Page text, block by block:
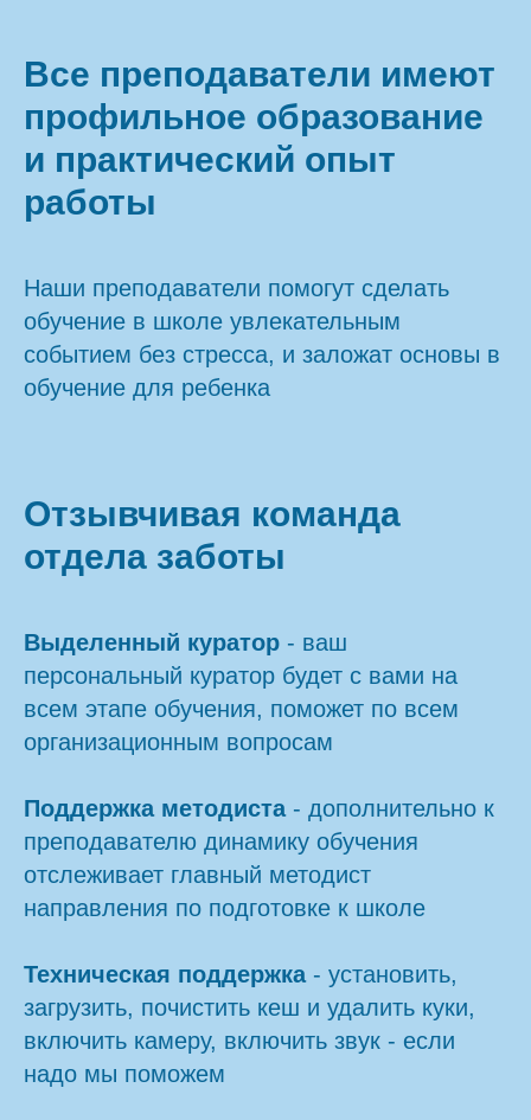
Все преподаватели имеют
профильное образование
и практический опыт
работы
Наши преподаватели помогут сделать
обучение в школе увлекательным
событием без стресса, и заложат основы в
обучение для ребенка
Отзывчивая команда
отдела заботы
Выделенный куратор - ваш
персональный куратор будет с вами на
всем этапе обучения, поможет по всем
организационным вопросам
Поддержка методиста- дополнительно к
преподавателю динамику обучения
отслеживает главный методист
направления по подготовке к школе
Техническая поддержка- установить,
загрузить, почистить кеш и удалить куки,
включить камеру, включить звук - если
надо мы поможем